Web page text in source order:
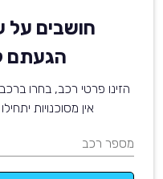
חושבים על
הגעתם
הזינו פרטי רכב, בחרו
אין מסוכנויות
מספר רכב